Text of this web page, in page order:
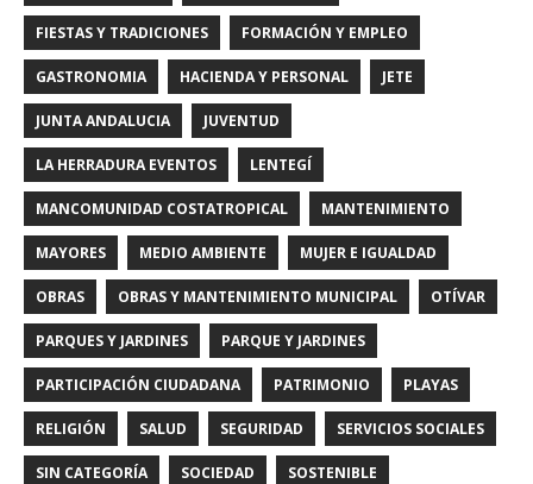
FIESTAS Y TRADICIONES FORMACIÓN Y EMPLEO
GASTRONOMIA HACIENDA Y PERSONAL JETE
JUNTA ANDALUCIA JUVENTUD
LA HERRADURA EVENTOS LENTEGÍ
MANCOMUNIDAD COSTATROPICAL MANTENIMIENTO
MAYORES MEDIO AMBIENTE MUJER E IGUALDAD
OBRAS OBRAS Y MANTENIMIENTO MUNICIPAL OTÍVAR
PARQUES Y JARDINES PARQUE Y JARDINES
PARTICIPACIÓN CIUDADANA PATRIMONIO PLAYAS
RELIGIÓN SALUD SEGURIDAD SERVICIOS SOCIALES
SIN CATEGORÍA SOCIEDAD SOSTENIBLE